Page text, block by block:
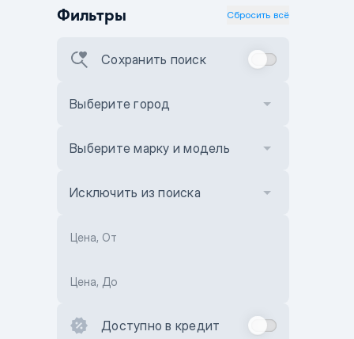
Фильтры Сбросить всё
Сохранить поиск
Выберите город
Выберите марку и модель
Исключить из поиска
Цена, От
Цена, До
Доступно в кредит